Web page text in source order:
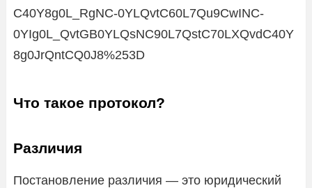
C40Y8g0L_RgNC-0YLQvtC60L7Qu9CwINC-
0YIg0L_QvtGB0YLQsNC90L7QstC70LXQvdC40Y
8g0JrQntCQ0J8%253D
Что такое протокол?
Различия
Постановление различия — это юридический